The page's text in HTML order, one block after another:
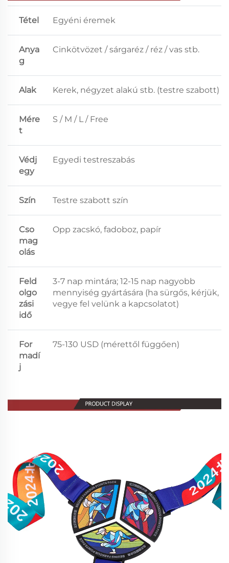
Tétel Egyéni éremek
Anya
g
Cinkötvözet / sárgaréz / réz / vas stb.
Alak Kerek, négyzet alakú stb. (testre szabott)
Mére
t
S / M / L / Free
Védj
egy
Egyedi testreszabás
Szín Testre szabott szín
Cso
mag
olás
Opp zacskó, fadoboz, papír
Feld
olgo
zási
idő
3-7 nap mintára; 12-15 nap nagyobb
mennyiség gyártására (ha sürgős, kérjük,
vegye fel velünk a kapcsolatot)
For
madí
j
75-130 USD (mérettől függően)